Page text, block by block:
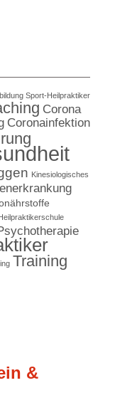
Sport-Heilpraktiker
Corona
Coronainfektion
Kinesiologisches
Training
&